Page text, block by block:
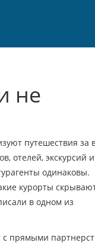
не
путешествия за
отелей, экскурсий
одинаковы.
курорты
в одном из
прямыми